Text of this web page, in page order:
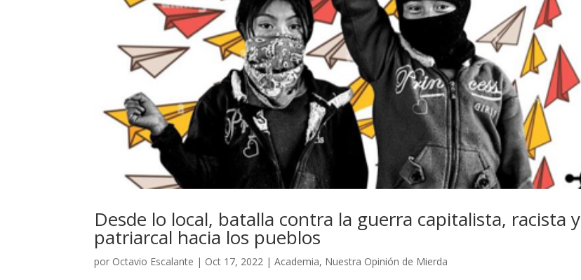
Desde lo local, batalla contra la guerra capitalista, racista y
patriarcal hacia los pueblos
por Octavio Escalante | Oct 17, 2022 |Academia, Nuestra Opinión de Mierda